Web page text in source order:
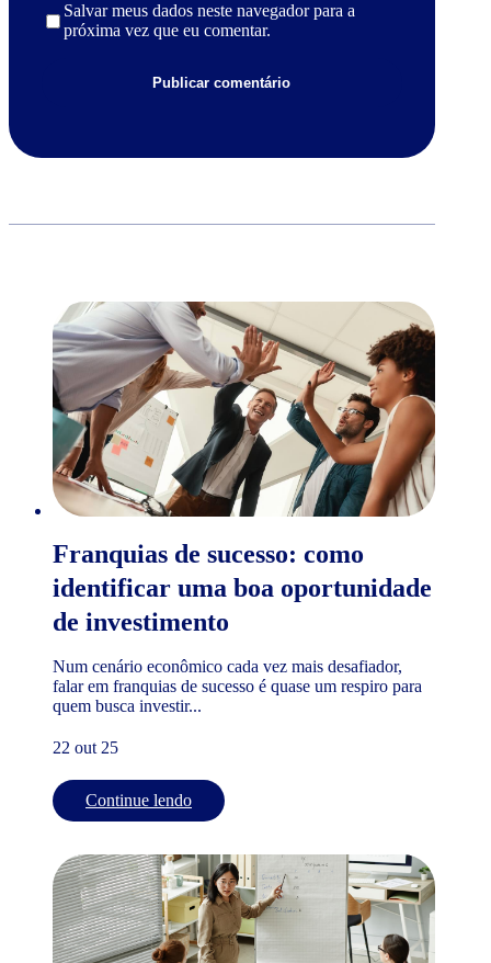
Salvar meus dados neste navegador para a
próxima vez que eu comentar.
Franquias de sucesso: como
identificar uma boa oportunidade
de investimento
Num cenário econômico cada vez mais desafiador,
falar em franquias de sucesso é quase um respiro para
quem busca investir...
22 out 25
Continue lendo